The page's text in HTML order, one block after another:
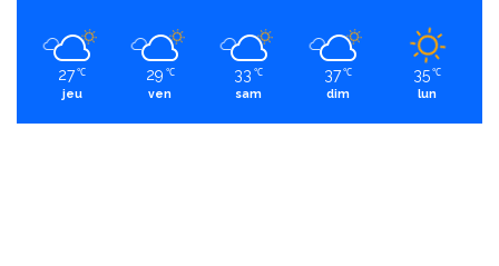
27 ℃
jeu
29 ℃
ven
33 ℃
sam
37 ℃
dim
35 ℃
lun